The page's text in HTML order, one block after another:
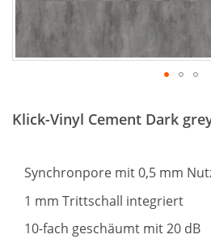
der
Klick-Vinyl Cement Dark
Synchronpore mit 0,5 mm
1 mm Trittschall integriert
10-fach geschäumt mit 20 dB